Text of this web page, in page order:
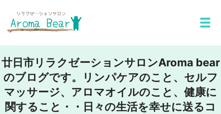
メ
廿日市リラクゼーションサロンAroma bear
のブログです。リンパケアのこと、セルフ
マッサージ、アロマオイルのこと、健康に
関すること・・日々の生活を幸せに送るコ